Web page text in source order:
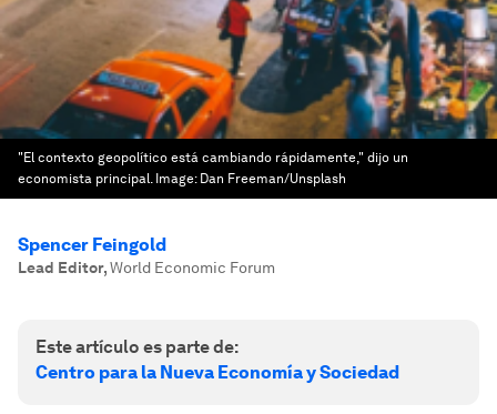
"El contexto geopolítico está cambiando rápidamente," dijo un
economista principal. Image: Dan Freeman/Unsplash
Spencer Feingold
Lead Editor,World Economic Forum
Este artículo es parte de:
Centro para la Nueva Economía y Sociedad